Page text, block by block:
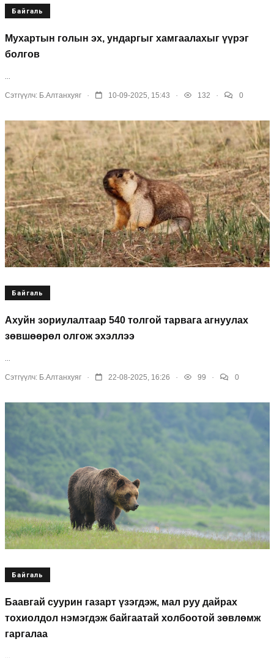
Байгаль
Мухартын голын эх, ундаргыг хамгаалахыг үүрэг
болгов
Сэтгүүлч: Б.Алтанхуяг . 10-09-2025, 15:43 . 132 . 0
Байгаль
Ахуйн зориулалтаар 540 толгой тарвага агнуулах
зөвшөөрөл олгож эхэллээ
Сэтгүүлч: Б.Алтанхуяг . 22-08-2025, 16:26 . 99 . 0
Байгаль
Баавгай суурин газарт үзэгдэж, мал руу дайрах
тохиолдол нэмэгдэж байгаатай холбоотой зөвлөмж
гаргалаа